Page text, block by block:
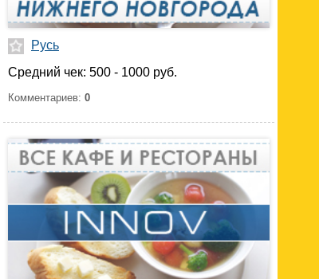
Русь
Средний чек: 500 - 1000 руб.
Комментариев: 0